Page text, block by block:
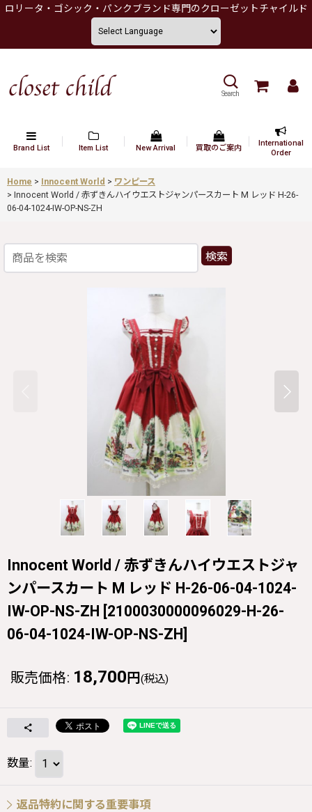
ロリータ・ゴシック・パンクブランド専門のクローゼットチャイルド
Search
Brand List Item List New Arrival 買取のご案内
International
Order
Home > Innocent World > ワンピース
> Innocent World / 赤ずきんハイウエストジャンパースカート M レッド H-26-
06-04-1024-IW-OP-NS-ZH
検索
Innocent World / 赤ずきんハイウエストジャ
ンパースカート M レッド H-26-06-04-1024-
IW-OP-NS-ZH [2100030000096029-H-26-
06-04-1024-IW-OP-NS-ZH]
販売価格: 18,700 円 (税込)
数量:
返品特約に関する重要事項